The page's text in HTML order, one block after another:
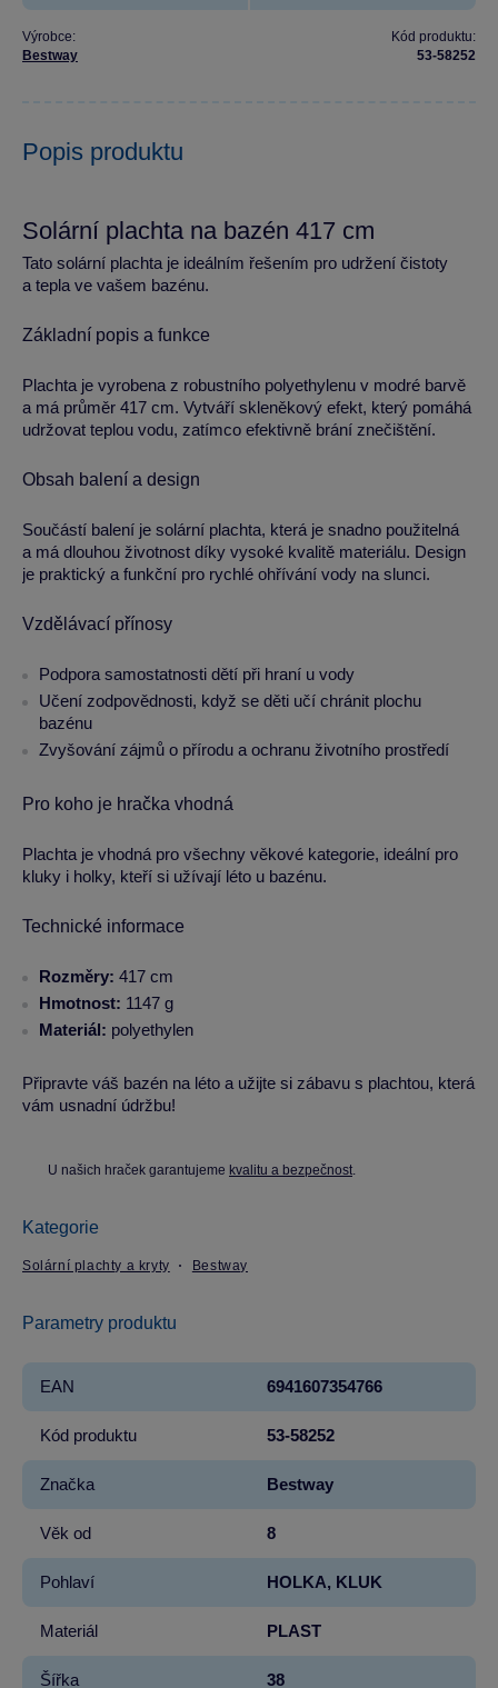
Výrobce:
Bestway
Kód produktu:
53-58252
Popis produktu
Solární plachta na bazén 417 cm
Tato solární plachta je ideálním řešením pro udržení čistoty
a tepla ve vašem bazénu.
Základní popis a funkce
Plachta je vyrobena z robustního polyethylenu v modré barvě
a má průměr 417 cm. Vytváří skleněkový efekt, který pomáhá
udržovat teplou vodu, zatímco efektivně brání znečištění.
Obsah balení a design
Součástí balení je solární plachta, která je snadno použitelná
a má dlouhou životnost díky vysoké kvalitě materiálu. Design
je praktický a funkční pro rychlé ohřívání vody na slunci.
Vzdělávací přínosy
Podpora samostatnosti dětí při hraní u vody
Učení zodpovědnosti, když se děti učí chránit plochu
bazénu
Zvyšování zájmů o přírodu a ochranu životního prostředí
Pro koho je hračka vhodná
Plachta je vhodná pro všechny věkové kategorie, ideální pro
kluky i holky, kteří si užívají léto u bazénu.
Technické informace
Rozměry: 417 cm
Hmotnost: 1147 g
Materiál: polyethylen
Připravte váš bazén na léto a užijte si zábavu s plachtou, která
vám usnadní údržbu!
U našich hraček garantujeme kvalitu a bezpečnost.
Kategorie
Solární plachty a kryty Bestway
Parametry produktu
EAN 6941607354766
Kód produktu 53-58252
Značka Bestway
Věk od 8
Pohlaví HOLKA, KLUK
Materiál PLAST
Šířka 38